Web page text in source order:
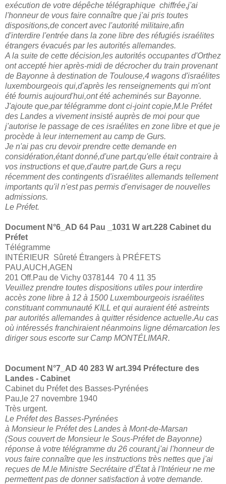
exécution de votre dépêche télégraphique chiffrée,j'ai
l'honneur de vous faire connaître que j'ai pris toutes
dispositions,de concert avec l'autorité militaire,afin
d'interdire l'entrée dans la zone libre des réfugiés israélites
étrangers évacués par les autorités allemandes.
A la suite de cette décision,les autorités occupantes d'Orthez
ont accepté hier après-midi de décrocher du train provenant
de Bayonne à destination de Toulouse,4 wagons d'israélites
luxembourgeois qui,d'après les renseignements qui m'ont
été fournis aujourd'hui,ont été acheminés sur Bayonne.
J'ajoute que,par télégramme dont ci-joint copie,M.le Préfet
des Landes a vivement insisté auprès de moi pour que
j'autorise le passage de ces israélites en zone libre et que je
procède à leur internement au camp de Gurs.
Je n'ai pas cru devoir prendre cette demande en
considération,étant donné,d'une part,qu'elle était contraire à
vos instructions et que,d'autre part,de Gurs a reçu
récemment des contingents d'israélites allemands tellement
importants qu'il n'est pas permis d'envisager de nouvelles
admissions.
Le Préfet.
Document N°6_ AD 64 Pau _1031 W art.228 Cabinet du
Préfet
Télégramme
INTÉRIEUR Sûreté Étrangers à PRÉFETS
PAU,AUCH,AGEN
201 Off.Pau de Vichy 0378144 70 4 11 35
Veuillez prendre toutes dispositions utiles pour interdire
accès zone libre à 12 à 1500 Luxembourgeois israélites
constituant communauté KILL et qui auraient été astreints
par autorités allemandes à quitter résidence actuelle.Au cas
où intéressés franchiraient néanmoins ligne démarcation les
diriger sous escorte sur Camp MONTÉLIMAR.
Document N°7_ AD 40 283 W art.394 Préfecture des
Landes - Cabinet
Cabinet du Préfet des Basses-Pyrénées
Pau,le 27 novembre 1940
Très urgent.
Le Préfet des Basses-Pyrénées
à Monsieur le Préfet des Landes à Mont-de-Marsan
(Sous couvert de Monsieur le Sous-Préfet de Bayonne)
réponse à votre télégramme du 26 courant,j'ai l'honneur de
vous faire connaître que les instructions très nettes que j'ai
reçues de M.le Ministre Secrétaire d’État à l'Intérieur ne me
permettent pas de donner satisfaction à votre demande.